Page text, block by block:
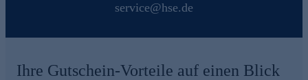
service@hse.de
Ihre Gutschein-Vorteile auf einen Blick